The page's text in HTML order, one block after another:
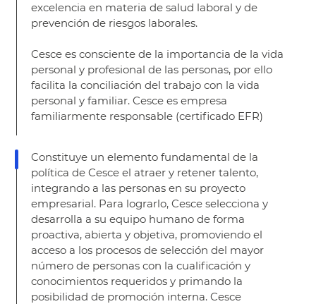
excelencia en materia de salud laboral y de
prevención de riesgos laborales.
Cesce es consciente de la importancia de la vida
personal y profesional de las personas, por ello
facilita la conciliación del trabajo con la vida
personal y familiar. Cesce es empresa
familiarmente responsable (certificado EFR)
Constituye un elemento fundamental de la
política de Cesce el atraer y retener talento,
integrando a las personas en su proyecto
empresarial. Para lograrlo, Cesce selecciona y
desarrolla a su equipo humano de forma
proactiva, abierta y objetiva, promoviendo el
acceso a los procesos de selección del mayor
número de personas con la cualificación y
conocimientos requeridos y primando la
posibilidad de promoción interna. Cesce